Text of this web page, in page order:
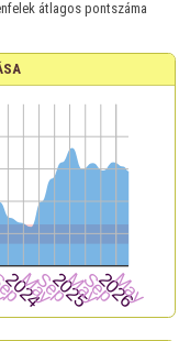
átlagos pontszáma